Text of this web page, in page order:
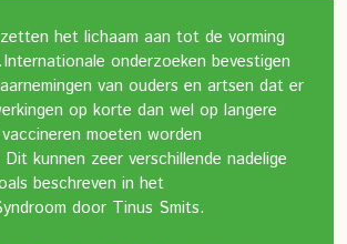
het lichaam aan tot de vorming
Internationale onderzoeken bevestigen
van ouders en artsen dat er
op korte dan wel op langere
moeten worden
kunnen zeer verschillende nadelige
beschreven in het
door Tinus Smits.